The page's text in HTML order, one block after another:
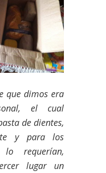
que dimos era
el cual
de dientes,
y para los
requerían,
lugar un